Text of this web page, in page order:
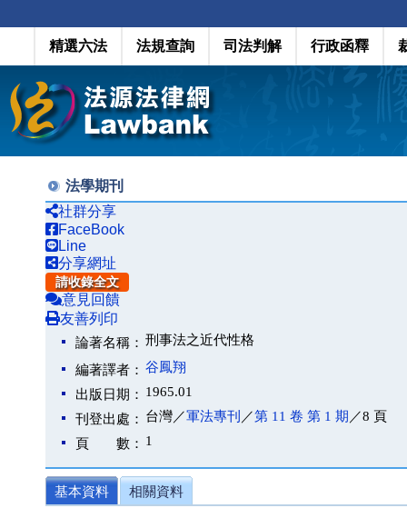
精選六法 法規查詢 司法判解 行政函釋
法學期刊
社群分享
FaceBook
Line
分享網址
請收錄全文
意見回饋
友善列印
論著名稱： 刑事法之近代性格
編著譯者： 谷鳳翔
出版日期： 1965.01
刊登出處： 台灣／軍法專刊 ／第 11 卷 第 1 期 ／8 頁
頁 數： 1
基本資料 相關資料